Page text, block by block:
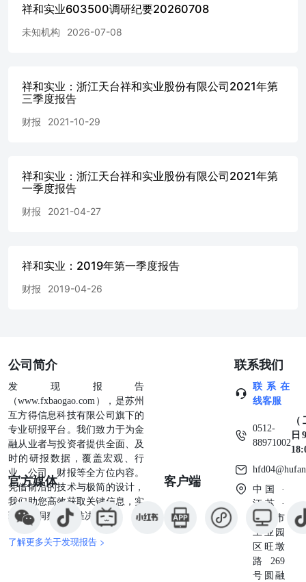
资)、钰邦(台资)、冠坤(台资)、艾华集团(证券代
企业。 五、请介绍电子元器件配件的涨价情况? 答:根据公
调整事宜,其他客户逐步商洽中。 六、请介绍公司电子业务
板块产能扩产计划? 答:今年,公司已将底座产能提升了
30%。橡胶密封塞计划从年产80亿只扩产至120亿只。盖板
构,积极争取更多高端订单,目标是将毛利率提升至30%左右,
净利润率提升至15%左右。
祥和实业603500调研纪要20260708
未知机构 2026-07-08
祥和实业：浙江天台祥和实业股份有限公司2021年第
三季度报告
财报 2021-10-29
祥和实业：浙江天台祥和实业股份有限公司2021年第
一季度报告
财报 2021-04-27
祥和实业：2019年第一季度报告
财报 2019-04-26
公司简介
发现报告
（www.fxbaogao.com），是苏州
互方得信息科技有限公司旗下的
专业研报平台。我们致力于为金
融从业者与投资者提供全面、及
时的研报数据，覆盖宏观、行
业、公司、财报等全方位内容。
凭借前沿的技术与极简的设计，
我们助您高效获取关键信息，实
现深度洞察与精准决策。
了解更多关于发现报告 >
官方媒体 客户端
联系我们
联系在
线客服
0512-
88971002
日
中国 ·
江苏 ·
苏州市
工业园
区旺墩
路269
号圆融